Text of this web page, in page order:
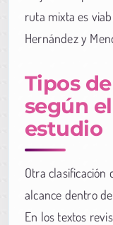
ruta mixta es
Hernández y
Tipos
según
estudio
Otra clasificación
alcance dentro
En los textos